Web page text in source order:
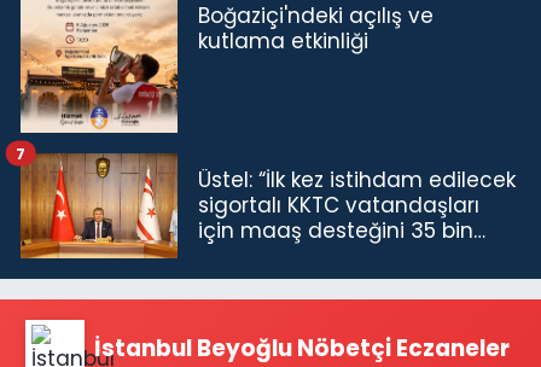
Boğaziçi'ndeki açılış ve
kutlama etkinliği
Üstel: “İlk kez istihdam edilecek
sigortalı KKTC vatandaşları
için maaş desteğini 35 bin
7
İstanbul Beyoğlu Nöbetçi Eczaneler